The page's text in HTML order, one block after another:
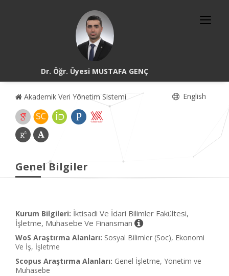
Dr. Öğr. Üyesi MUSTAFA GENÇ
Akademik Veri Yönetim Sistemi English
Genel Bilgiler
Kurum Bilgileri: İktisadi Ve İdari Bilimler Fakültesi,
İşletme, Muhasebe Ve Finansman
WoS Araştırma Alanları: Sosyal Bilimler (Soc), Ekonomi
Ve İş, İşletme
Scopus Araştırma Alanları: Genel İşletme, Yönetim ve
Muhasebe